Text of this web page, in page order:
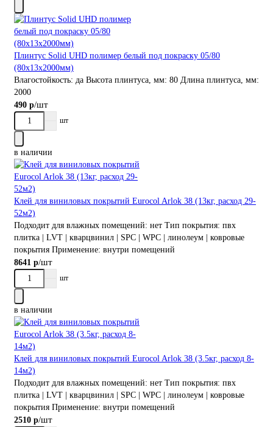
Плинтус Solid UHD полимер белый под покраску 05/80
(80х13х2000мм)
Влагостойкость: да Высота плинтуса, мм: 80 Длина плинтуса, мм:
2000
490 р/шт
шт
в наличии
Клей для виниловых покрытий Eurocol Arlok 38 (13кг, расход 29-
52м2)
Подходит для влажных помещений: нет Тип покрытия: пвх
плитка | LVT | кварцвинил | SPC | WPC | линолеум | ковровые
покрытия Применение: внутри помещений
8641 р/шт
шт
в наличии
Клей для виниловых покрытий Eurocol Arlok 38 (3.5кг, расход 8-
14м2)
Подходит для влажных помещений: нет Тип покрытия: пвх
плитка | LVT | кварцвинил | SPC | WPC | линолеум | ковровые
покрытия Применение: внутри помещений
2510 р/шт